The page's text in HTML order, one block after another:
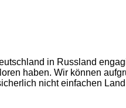
in Russland
haben. Wir können
nicht einfachen